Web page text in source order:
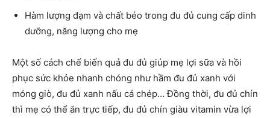
Hàm lượng đạm và chất béo trong đu đủ cung cấp dinh
dưỡng, năng lượng cho mẹ
Một số cách chế biến quả đu đủ giúp mẹ lợi sữa và hồi
phục sức khỏe nhanh chóng như hầm đu đủ xanh với
móng giò, đu đủ xanh nấu cá chép… Đồng thời, đu đủ chín
thì mẹ có thể ăn trực tiếp, đu đủ chín giàu vitamin vừa lợi